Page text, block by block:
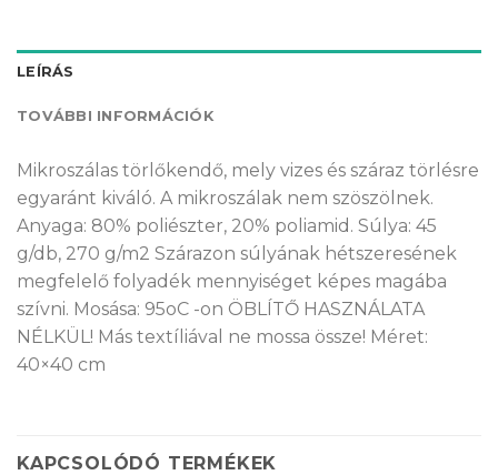
LEÍRÁS
TOVÁBBI INFORMÁCIÓK
Mikroszálas törlőkendő, mely vizes és száraz törlésre
egyaránt kiváló. A mikroszálak nem szöszölnek.
Anyaga: 80% poliészter, 20% poliamid. Súlya: 45
g/db, 270 g/m2 Szárazon súlyának hétszeresének
megfelelő folyadék mennyiséget képes magába
szívni. Mosása: 95oC -on ÖBLÍTŐ HASZNÁLATA
NÉLKÜL! Más textíliával ne mossa össze! Méret:
40×40 cm
KAPCSOLÓDÓ TERMÉKEK